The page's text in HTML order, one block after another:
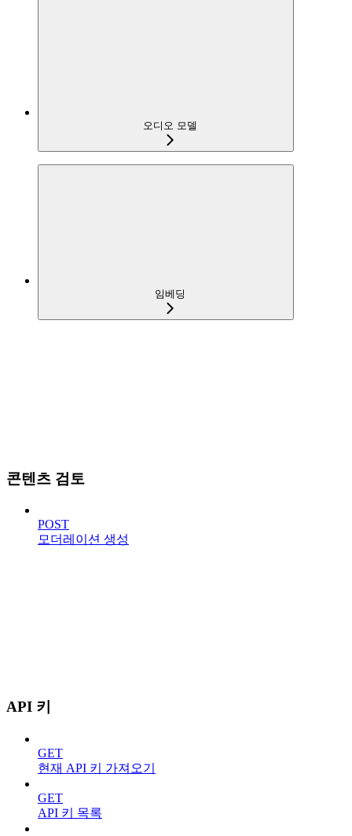
오디오 모델
임베딩
콘텐츠 검토
POST
모더레이션 생성
API 키
GET
현재 API 키 가져오기
GET
API 키 목록